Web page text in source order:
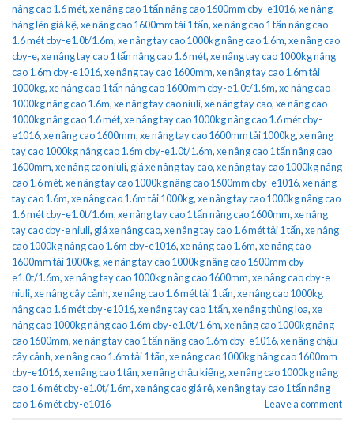
nâng cao 1.6 mét,xe nâng cao 1 tấn nâng cao 1600mm cby-e1016,xe nâng
hàng lên giá kệ,xe nâng cao 1600mm tải 1 tấn,xe nâng cao 1 tấn nâng cao
1.6 mét cby-e1.0t/1.6m,xe nâng tay cao 1000kg nâng cao 1.6m,xe nâng cao
cby-e,xe nâng tay cao 1 tấn nâng cao 1.6 mét,xe nâng tay cao 1000kg nâng
cao 1.6m cby-e1016,xe nâng tay cao 1600mm,xe nâng tay cao 1.6m tải
1000kg,xe nâng cao 1 tấn nâng cao 1600mm cby-e1.0t/1.6m,xe nâng cao
1000kg nâng cao 1.6m,xe nâng tay cao niuli,xe nâng tay cao,xe nâng cao
1000kg nâng cao 1.6 mét,xe nâng tay cao 1000kg nâng cao 1.6 mét cby-
e1016,xe nâng cao 1600mm,xe nâng tay cao 1600mm tải 1000kg,xe nâng
tay cao 1000kg nâng cao 1.6m cby-e1.0t/1.6m,xe nâng cao 1 tấn nâng cao
1600mm,xe nâng cao niuli, giá xe nâng tay cao,xe nâng tay cao 1000kg nâng
cao 1.6 mét,xe nâng tay cao 1000kg nâng cao 1600mm cby-e1016,xe nâng
tay cao 1.6m,xe nâng cao 1.6m tải 1000kg,xe nâng tay cao 1000kg nâng cao
1.6 mét cby-e1.0t/1.6m,xe nâng tay cao 1 tấn nâng cao 1600mm,xe nâng
tay cao cby-e niuli, giá xe nâng cao,xe nâng tay cao 1.6 mét tải 1 tấn,xe nâng
cao 1000kg nâng cao 1.6m cby-e1016,xe nâng cao 1.6m,xe nâng cao
1600mm tải 1000kg,xe nâng tay cao 1000kg nâng cao 1600mm cby-
e1.0t/1.6m,xe nâng tay cao 1000kg nâng cao 1600mm,xe nâng cao cby-e
niuli,xe nâng cây cảnh,xe nâng cao 1.6 mét tải 1 tấn,xe nâng cao 1000kg
nâng cao 1.6 mét cby-e1016,xe nâng tay cao 1 tấn,xe nâng thùng loa,xe
nâng cao 1000kg nâng cao 1.6m cby-e1.0t/1.6m,xe nâng cao 1000kg nâng
cao 1600mm,xe nâng tay cao 1 tấn nâng cao 1.6m cby-e1016,xe nâng chậu
cây cảnh,xe nâng cao 1.6m tải 1 tấn,xe nâng cao 1000kg nâng cao 1600mm
cby-e1016,xe nâng cao 1 tấn,xe nâng chậu kiểng,xe nâng cao 1000kg nâng
cao 1.6 mét cby-e1.0t/1.6m,xe nâng cao giá rẻ,xe nâng tay cao 1 tấn nâng
cao 1.6 mét cby-e1016
Leave a comment